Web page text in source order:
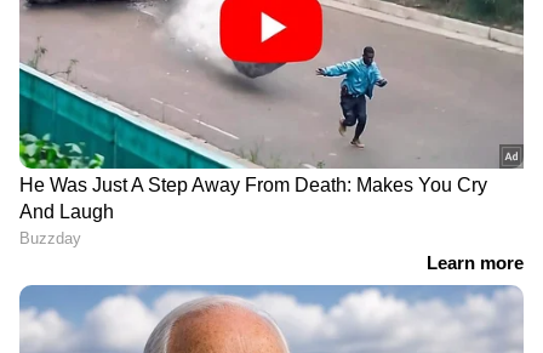
Read Also - സൗദി അറേബ്യയിൽ
RECOMMENDED STORIES